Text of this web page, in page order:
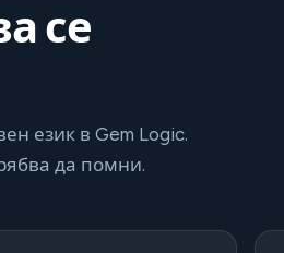
се
език в Gem Logic.
да помни.